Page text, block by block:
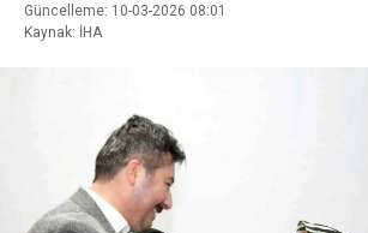
Güncelleme: 10-03-2026 08:01
Kaynak: İHA